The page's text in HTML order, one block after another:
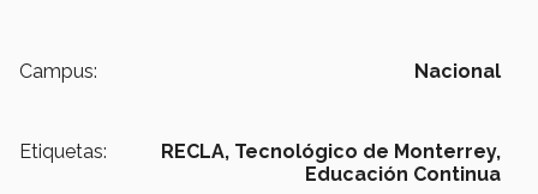
Campus: Nacional
Etiquetas: RECLA, Tecnológico de Monterrey,
Educación Continua